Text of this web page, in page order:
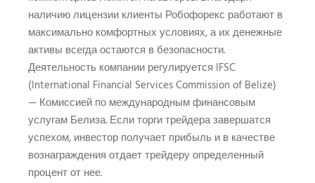
наличию лицензии клиенты Робофорекс работают в
максимально комфортных условиях, а их денежные
активы всегда остаются в безопасности.
Деятельность компании регулируется IFSC
(International Financial Services Commission of Belize)
— Комиссией по международным финансовым
услугам Белиза. Если торги трейдера завершатся
успехом, инвестор получает прибыль и в качестве
вознаграждения отдает трейдеру определенный
процент от нее.